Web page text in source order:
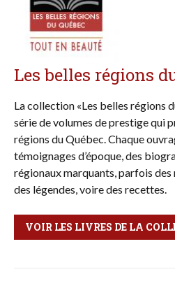
Les belles régions
La collection «Les belles régions
série de volumes de prestige qui
régions du Québec. Chaque
témoignages d’époque, des
régionaux marquants, parfois
des légendes, voire des recettes.
VOIR LES LIVRES DE LA